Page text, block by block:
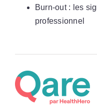
Burn-out : les
professionnel